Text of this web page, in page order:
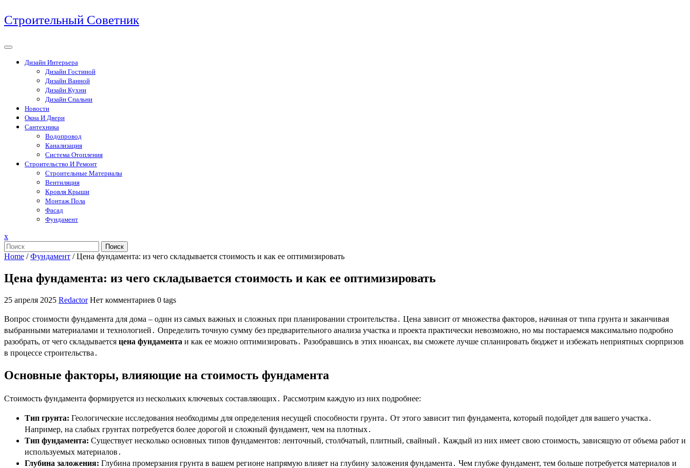
Перейти
к
Строительный Советник
Дизайн Интерьера
Дизайн Гостиной
Дизайн Ванной
Дизайн Кухни
Дизайн Спальни
Новости
Окна И Двери
Сантехника
Водопровод
Канализация
Система Отопления
Строительство И Ремонт
Строительные Материалы
Вентиляция
Кровля Крыши
Монтаж Пола
Фасад
Фундамент
xЗакрыть
меню
Поиск
Home /Фундамент /Цена фундамента: из чего складывается стоимость и как ее оптимизировать
Цена фундамента: из чего складывается стоимость и как ее оптимизировать
25 апреля 2025 Redactor Нет комментариев 0 tags
Вопрос стоимости фундамента для дома – один из самых важных и сложных при планировании строительства․ Цена зависит от множества факторов, начиная от типа грунта и заканчивая
выбранными материалами и технологией․ Определить точную сумму без предварительного анализа участка и проекта практически невозможно, но мы постараемся максимально подробно
разобрать, от чего складывается цена фундамента и как ее можно оптимизировать․ Разобравшись в этих нюансах, вы сможете лучше спланировать бюджет и избежать неприятных сюрпризов
в процессе строительства․
Основные факторы, влияющие на стоимость фундамента
Стоимость фундамента формируется из нескольких ключевых составляющих․ Рассмотрим каждую из них подробнее:
Тип грунта: Геологические исследования необходимы для определения несущей способности грунта․ От этого зависит тип фундамента, который подойдет для вашего участка․
Например, на слабых грунтах потребуется более дорогой и сложный фундамент, чем на плотных․
Тип фундамента: Существует несколько основных типов фундаментов: ленточный, столбчатый, плитный, свайный․ Каждый из них имеет свою стоимость, зависящую от объема работ и
используемых материалов․
Глубина заложения: Глубина промерзания грунта в вашем регионе напрямую влияет на глубину заложения фундамента․ Чем глубже фундамент, тем больше потребуется материалов и